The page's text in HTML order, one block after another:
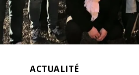
ACTUALITÉ